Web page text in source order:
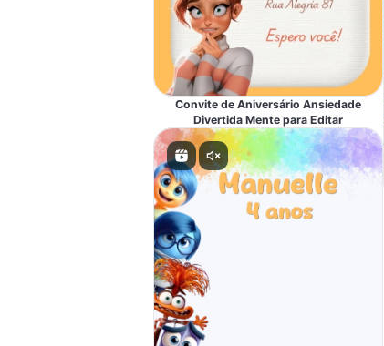
Convite de Aniversário Ansiedade
Divertida Mente para Editar